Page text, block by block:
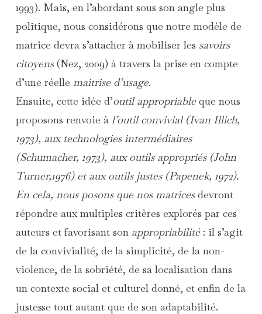
1993). Mais, en l’abordant sous son angle plus
politique, nous considérons que notre modèle de
matrice devra s’attacher à mobiliser les savoirs
citoyens(Nez, 2009) à travers la prise en compte
d’une réelle maitrise d’usage.
Ensuite, cette idée d’outil appropriable que nous
proposons renvoie à l’outil convivial (Ivan Illich,
1973), aux technologies intermédiaires
(Schumacher, 1973), auxoutils appropriés(John
Turner,1976) et auxoutils justes(Papenek, 1972).
En cela, nous posons que nos matricesdevront
répondre aux multiples critères explorés par ces
auteurs et favorisant son appropriabilité : il s’agit
de la convivialité, de la simplicité, de la non-
violence, de la sobriété, de sa localisation dans
un contexte social et culturel donné, et enfin de la
justesse tout autant que de son adaptabilité.